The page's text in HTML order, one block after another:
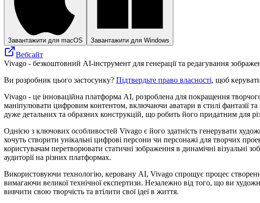
Завантажити для macOS Завантажити для Windows
Вебсайт
Vivago - безкоштовний AI-інструмент для генерації та редагування
Ви розробник цього застосунку? Підтвердьте право власності, щоб
Vivago - це інноваційна платформа AI, розроблена для покращення
маніпулювати цифровим контентом, включаючи аватари в стилі фантазії
дуже детальних та образних конструкцій, що робить його придатним для
Однією з ключових особливостей Vivago є його здатність генерувати
хочуть створити унікальні цифрові персони чи персонажі для творчих
користувачам перетворювати статичні зображення в динамічні
аудиторії на різних платформах.
Використовуючи технологію, керовану AI, Vivago спрощує процес
вимагаючи великої технічної експертизи. Незалежно від того, що ви
вивчити свою творчість та втілити свої ідеї в життя.